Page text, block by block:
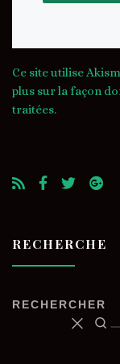
Ce site utilise
plus sur la façon
traitées.
RECHERCHE
RECHERCHER